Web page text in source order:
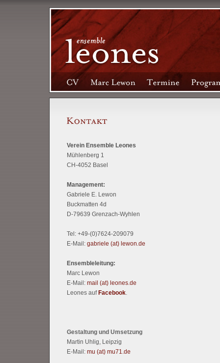
Verein Ensemble Leones
Mühlenberg 1
CH-4052 Basel
Management:
Gabriele E. Lewon
Buckmatten 4d
D-79639 Grenzach-Wyhlen
Tel: +49-(0)7624-209079
E-Mail: gabriele (at) lewon.de
Ensembleleitung:
Marc Lewon
E-Mail: mail (at) leones.de
Leones auf Facebook.
Gestaltung und Umsetzung
Martin Uhlig, Leipzig
E-Mail: mu (at) mu71.de